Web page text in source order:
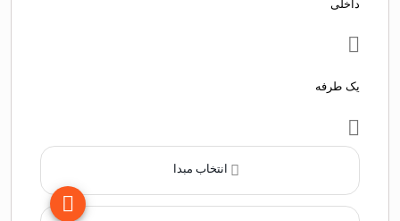
داخلی
یک طرفه
انتخاب مبدا